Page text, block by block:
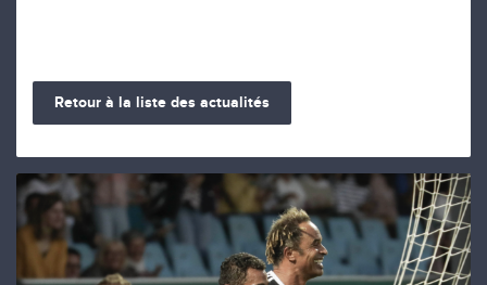
Retour à la liste des actualités